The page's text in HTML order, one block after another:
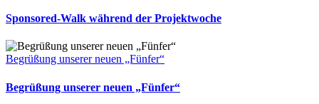
Sponsored-Walk während der Projektwoche
Begrüßung unserer neuen „Fünfer“
Begrüßung unserer neuen „Fünfer“